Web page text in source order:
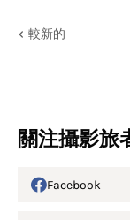
較新的
關注攝影旅
Facebook